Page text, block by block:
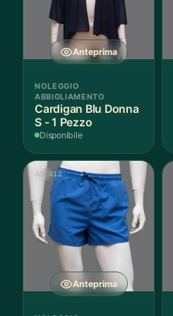
Anteprima
NOLEGGIO
ABBIGLIAMENTO
Cardigan Blu Donna
S - 1 Pezzo
Disponibile
Anteprima
AS 012